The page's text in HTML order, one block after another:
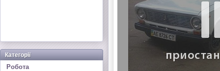
Категорії
Робота